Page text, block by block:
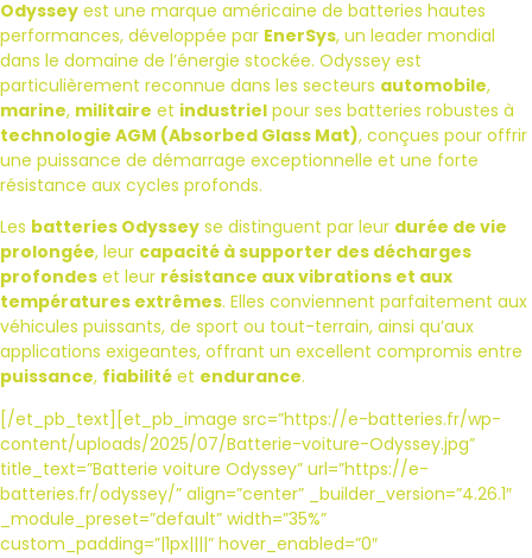
Odyssey est une marque américaine de batteries hautes
performances, développée par EnerSys, un leader mondial
dans le domaine de l’énergie stockée. Odyssey est
particulièrement reconnue dans les secteurs automobile,
marine, militaire et industriel pour ses batteries robustes à
technologie AGM (Absorbed Glass Mat), conçues pour offrir
une puissance de démarrage exceptionnelle et une forte
résistance aux cycles profonds.
Les batteries Odyssey se distinguent par leur durée de vie
prolongée, leur capacité à supporter des décharges
profondes et leur résistance aux vibrations et aux
températures extrêmes. Elles conviennent parfaitement aux
véhicules puissants, de sport ou tout-terrain, ainsi qu’aux
applications exigeantes, offrant un excellent compromis entre
puissance, fiabilité et endurance.
[/et_pb_text][et_pb_image src=”https://e-batteries.fr/wp-
content/uploads/2025/07/Batterie-voiture-Odyssey.jpg”
title_text=”Batterie voiture Odyssey” url=”https://e-
batteries.fr/odyssey/” align=”center” _builder_version=”4.26.1″
_module_preset=”default” width=”35%”
custom_padding=”|1px||||” hover_enabled=”0″